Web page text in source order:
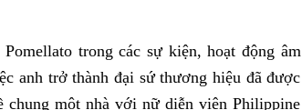
trong các sự kiện, hoạt động âm
anh trở thành đại sứ thương hiệu đã được
một nhà với nữ diễn viên Philippine